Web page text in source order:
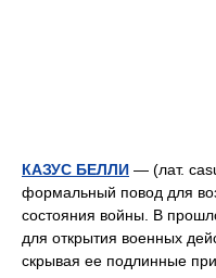
КАЗУС БЕЛЛИ — (лат.
формальный повод для
состояния войны. В
для открытия военных
скрывая ее подлинные